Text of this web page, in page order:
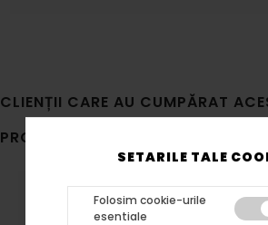
SETARILE TALE
Folosim cookie-urile
esentiale
CLIENȚII CARE AU CUMPĂRAT
PRODUS, AU MAI CUMPĂRAT